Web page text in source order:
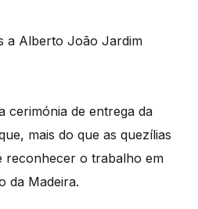
a Alberto João Jardim
cerimónia de entrega da
mais do que as quezílias
reconhecer o trabalho em
da Madeira.